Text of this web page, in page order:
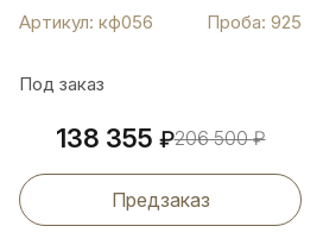
кф056
Артикул: кф056 Проба: 925
Под заказ
138 355 ₽206 500₽
Предзаказ